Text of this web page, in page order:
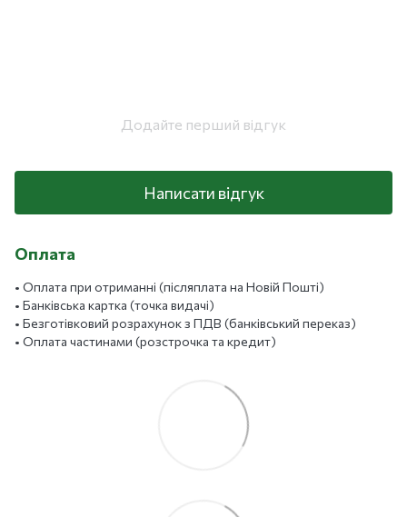
Додайте перший відгук
Написати відгук
Оплата
• Оплата при отриманні (післяплата на Новій Пошті)
• Банківська картка (точка видачі)
• Безготівковий розрахунок з ПДВ (банківський переказ)
• Оплата частинами (розстрочка та кредит)